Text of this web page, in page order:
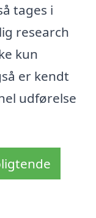
tages i
research
kun
er kendt
udførelse